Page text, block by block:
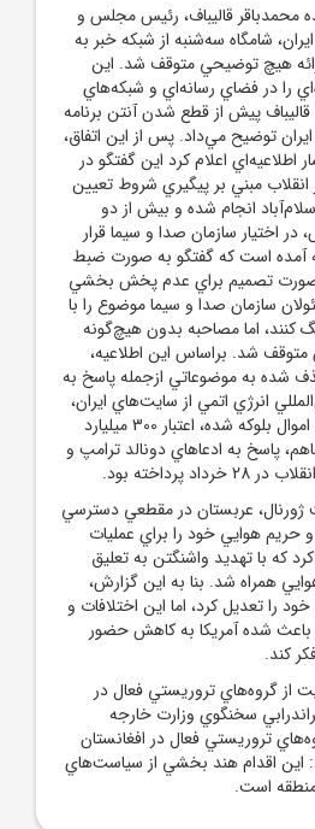
قاليباف، رئيس مجلس و
شامگاه سه‌شنبه از شبکه خبر به‌
هيچ توضيحي متوقف شد. اين
را در فضاي رسانه‌اي و شبکه‌هاي
پيش از قطع شدن آنتن برنامه
توضيح مي‌داد. پس از اين اتفاق،
اطلاعيه‌اي اعلام کرد اين گفتگو در
انقلاب مبني بر پيگيري شروط تعيين
انجام شده و بيش از دو
اختيار سازمان صدا و سيما قرار
آمده است که گفتگو به‌ صورت ضبط
صورت تصميم براي عدم پخش بخشي
سازمان صدا و سيما موضوع را با
کنند، اما مصاحبه بدون هيچ‌گونه
متوقف شد. براساس اين اطلاعيه،
‌شده به موضوعاتي ازجمله پاسخ به
انرژي اتمي از سايت‌هاي ايران،
جزئيات پيگيري آزادسازي اموال بلوکه ‌شده، اعتبار 300 ميليارد
پاسخ به ادعاهاي دونالد ترامپ و
پرداخته بود.
عربستان در مقطعي دسترسي
و حريم هوايي خود را براي عمليات
که با تهديد واشنگتن به تعليق
همراه شد. بنا به اين گزارش،
را تعديل کرد، اما اين اختلافات و
باعث شده آمريکا به کاهش حضور
کند.
از گروه‌هاي تروريستي فعال در
سخنگوي وزارت خارجه
تروريستي فعال در افغانستان
اين اقدام هند بخشي از سياست‌هاي
است.